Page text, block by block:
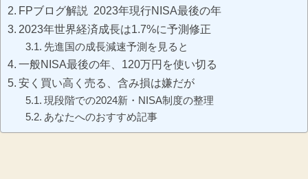
FPブログ解説 2023年現行NISA最後の年
2023年世界経済成長は1.7%に予測修正
先進国の成長減速予測を見ると
一般NISA最後の年、120万円を使い切る
安く買い高く売る、含み損は嫌だが
現段階での2024新・NISA制度の整理
あなたへのおすすめ記事